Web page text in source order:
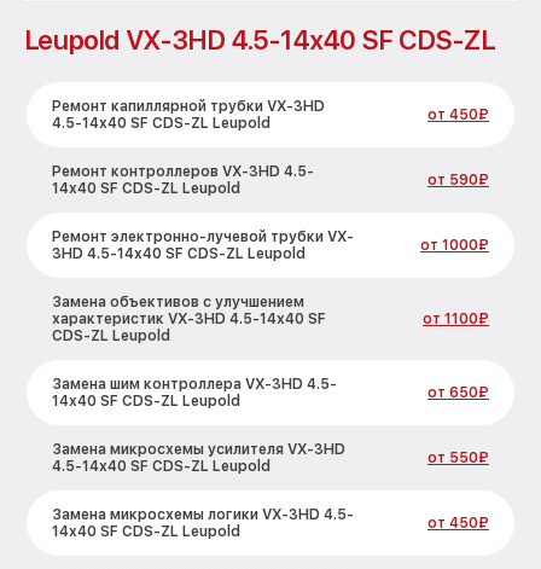
Leupold VX-3HD 4.5-14x40 SF CDS-ZL
Ремонт капиллярной трубки VX-3HD
4.5-14x40 SF CDS-ZL Leupold
от 450₽
Ремонт контроллеров VX-3HD 4.5-
14x40 SF CDS-ZL Leupold
от 590₽
Ремонт электронно-лучевой трубки VX-
3HD 4.5-14x40 SF CDS-ZL Leupold
от 1000₽
Замена объективов с улучшением
характеристик VX-3HD 4.5-14x40 SF
CDS-ZL Leupold
от 1100₽
Замена шим контроллера VX-3HD 4.5-
14x40 SF CDS-ZL Leupold
от 650₽
Замена микросхемы усилителя VX-3HD
4.5-14x40 SF CDS-ZL Leupold
от 550₽
Замена микросхемы логики VX-3HD 4.5-
14x40 SF CDS-ZL Leupold
от 450₽